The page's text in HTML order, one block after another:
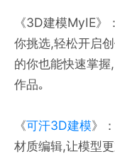
《3D建模MyIE
你挑选,轻松开启
的你也能快速掌
作品｡
《可汗3D建模》
材质编辑,让模型